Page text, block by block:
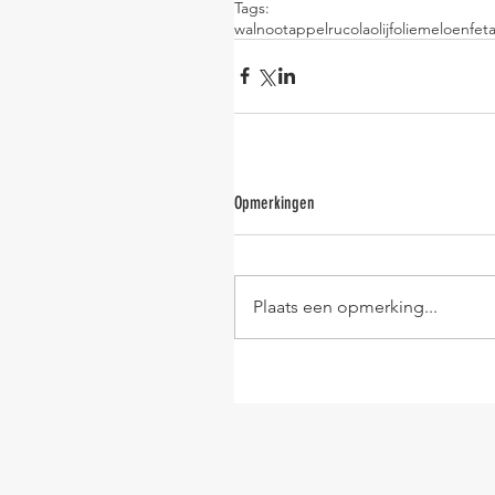
Tags:
walnootappelrucolaolijfoliemeloen
Opmerkingen
Plaats een opmerking...